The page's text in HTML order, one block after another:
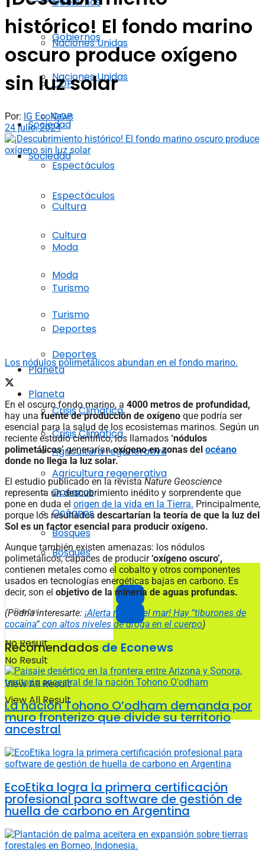
Naciones Unidas
COP
Sociedad
Espectáculos
Cultura
Moda
Turismo
Deportes
Planeta
Crisis Climática
Agricultura regenerativa
Océanos
Bosques
No Result
View All Result
Gobiernos
Naciones Unidas
COP
Sociedad
Espectáculos
Cultura
Moda
Turismo
Deportes
Planeta
Crisis Climática
Agricultura regenerativa
Océanos
Bosques
No Result
View All Result
histórico! El fondo marino
oscuro produce oxígeno
sin luz solar
Por: IG EcoNews
24 julio, 2024
Los nódulos polimetálicos abundan en el fondo marino.
En el oscuro fondo marino, a 4000 metros de profundidad,
hay una fuente de producción de oxígeno que podría ser
esencial para la salud de los ecosistemas marinos. Según un
reciente estudio científico, los llamados ‘nódulos
polimetálicos’generaríanoxígeno en zonas del océano
donde no llega la luz solar.
El estudio publicado en la revista Nature Geoscience
representa un descubrimiento inédito y sorprendente que
pone en duda el origen de la vida en la Tierra. Principalmente,
porque los resultados descartarían la teoría de que la luz del
Sol es un factor esencial para producir oxígeno.
Aunque también existen amenazas: los nódulos
polimetálicos, capaces de producir‘oxígeno oscuro’,
contienen metales como el cobalto y otros componentes
usados en tecnologías energéticas bajas en carbono. Es
decir, son el objetivo de la minería de aguas profundas.
(Podría interesarte: ¡Alerta roja en el mar! Hay “tiburones de
cocaína” con altos niveles de droga en el cuerpo)
Recomendados de Econews
La nación Tohono O’odham demanda por
muro fronterizo que divide su territorio
ancestral
EcoEtika logra la primera certificación
profesional para software de gestión de
huella de carbono en Argentina